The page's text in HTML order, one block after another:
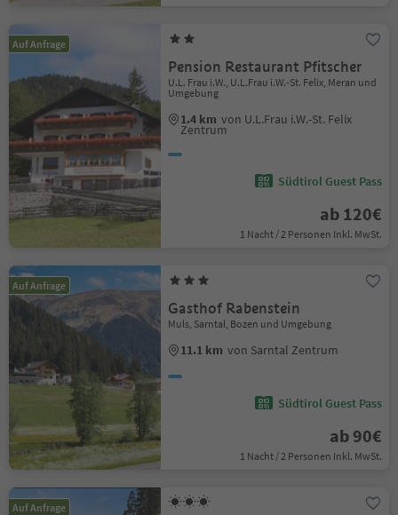
Auf Anfrage
Pension Restaurant Pfitscher
U.L. Frau i.W., U.L.Frau i.W.-St. Felix, Meran und
Umgebung
1.4 km von U.L.Frau i.W.-St. Felix
Zentrum
Südtirol Guest Pass
ab 120€
1 Nacht / 2 Personen Inkl. MwSt.
Auf Anfrage
Gasthof Rabenstein
Muls, Sarntal, Bozen und Umgebung
11.1 km von Sarntal Zentrum
Südtirol Guest Pass
ab 90€
1 Nacht / 2 Personen Inkl. MwSt.
Auf Anfrage